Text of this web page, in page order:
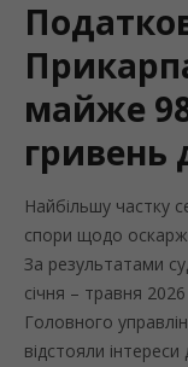
майже
Найбільшу частку
спори щодо
За результатами
січня – травня
Головного
відстояли